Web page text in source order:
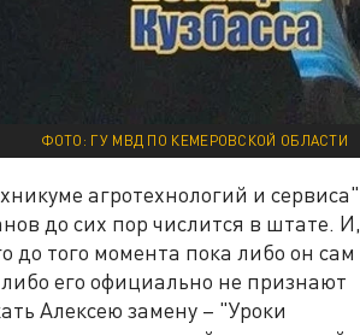
ФОТО: ГУ МВД ПО КЕМЕРОВСКОЙ ОБЛАСТИ
агротехнологий и сервиса"
до сих пор числится в штате. И,
до того момента пока либо он сам
его официально не признают
Алексею замену – "Уроки